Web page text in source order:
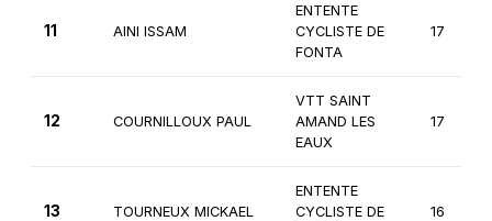
11 AINI ISSAM
ENTENTE
CYCLISTE DE
FONTA
17
12 COURNILLOUX PAUL
VTT SAINT
AMAND LES
EAUX
17
13 TOURNEUX MICKAEL
ENTENTE
CYCLISTE DE
16